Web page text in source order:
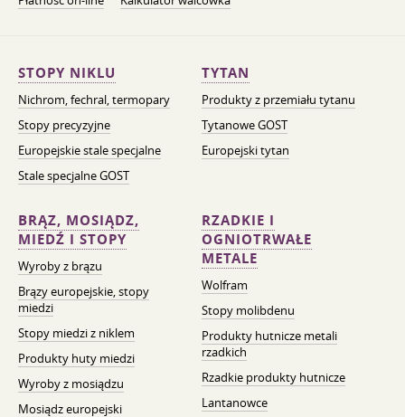
STOPY NIKLU
Nichrom, fechral, termopary
Stopy precyzyjne
Europejskie stale specjalne
Stale specjalne GOST
TYTAN
Produkty z przemiału tytanu
Tytanowe GOST
Europejski tytan
BRĄZ, MOSIĄDZ,
MIEDŹ I STOPY
Wyroby z brązu
Brązy europejskie, stopy
miedzi
Stopy miedzi z niklem
Produkty huty miedzi
Wyroby z mosiądzu
Mosiądz europejski
RZADKIE I
OGNIOTRWAŁE
METALE
Wolfram
Stopy molibdenu
Produkty hutnicze metali
rzadkich
Rzadkie produkty hutnicze
Lantanowce